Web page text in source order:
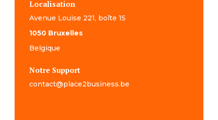
Localisation
Avenue Louise 221, boîte 15
1050 Bruxelles
Belgique
Notre Support
contact@place2business.be